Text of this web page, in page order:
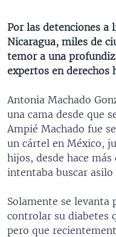
PANORAMA
ESTADOS UNIDOS AL
EL MUNDO AL DÍA
FORO [RADIO]
NOTA ECONÓMICA
ENTRETENIMIENTO
SÍGANOS
Idiomas
Por las detenciones a
Nicaragua, miles de
temor a una
expertos en derechos
Antonia Machado
una cama desde que
Ampié Machado fue
un cártel en México,
hijos, desde hace
intentaba buscar asilo
Solamente se levanta
controlar su diabetes
pero que